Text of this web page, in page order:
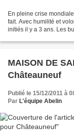
En pleine crise
fait. Avec humilité et
initiés il y a 3 ans. Les
MAISON DE
Châteauneuf
Publié le 15/12/2011 à
Par L'équipe Abelin